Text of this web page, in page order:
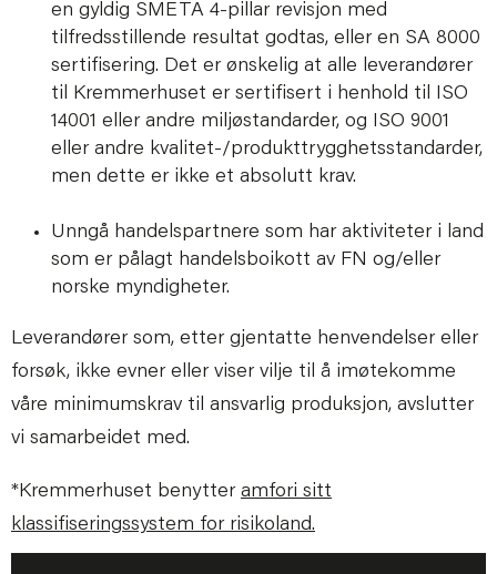
en gyldig SMETA 4-pillar revisjon med
tilfredsstillende resultat godtas, eller en SA 8000
sertifisering. Det er ønskelig at alle leverandører
til Kremmerhuset er sertifisert i henhold til ISO
14001 eller andre miljøstandarder, og ISO 9001
eller andre kvalitet-/produkttrygghetsstandarder,
men dette er ikke et absolutt krav.
Unngå handelspartnere som har aktiviteter i land
som er pålagt handelsboikott av FN og/eller
norske myndigheter.
Leverandører som, etter gjentatte henvendelser eller
forsøk, ikke evner eller viser vilje til å imøtekomme
våre minimumskrav til ansvarlig produksjon, avslutter
vi samarbeidet med.
*Kremmerhuset benytter amfori sitt
klassifiseringssystem for risikoland.